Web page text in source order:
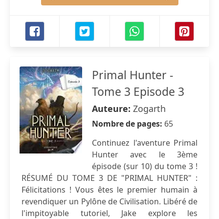
Primal Hunter -
Tome 3 Episode 3
Auteure: Zogarth
Nombre de pages: 65
Continuez l'aventure Primal
Hunter avec le 3ème
épisode (sur 10) du tome 3 !
RÉSUMÉ DU TOME 3 DE "PRIMAL HUNTER" :
Félicitations ! Vous êtes le premier humain à
revendiquer un Pylône de Civilisation. Libéré de
l'impitoyable tutoriel, Jake explore les